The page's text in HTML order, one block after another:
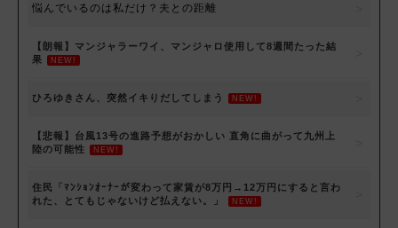
悩んでいるのは私だけ？夫との距離
【朗報】マンジャラーワイ、マンジャロ使用して8週間たった結
果
NEW!
ひろゆきさん、突然イキりだしてしまう NEW!
【悲報】台風13号の進路予想がおかしい 直角に曲がって九州上
陸の可能性
NEW!
住民「ﾏﾝｼｮﾝｵｰﾅｰが変わって家賃が8万円→12万円にすると言わ
れた、とてもじゃないけど払えない。」
NEW!